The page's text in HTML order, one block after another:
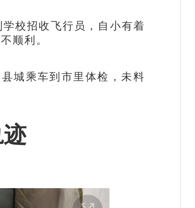
校招收飞行员，自小有着
顺利。
城乘车到市里体检，未料